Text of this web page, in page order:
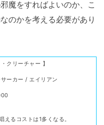
魔をすればよいのか、こ
のかを考える必要があり
クリーチャー 】
サーカー / エイリアン
えるコストは1多くなる。